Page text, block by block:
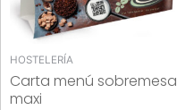
HOSTELERÍA
Carta menú sobremesa
maxi